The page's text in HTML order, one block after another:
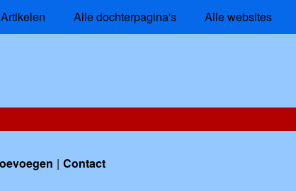
Artikelen Alle dochterpagina's Alle websites
Contact